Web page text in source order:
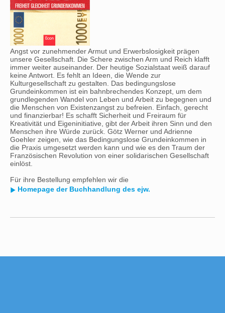
Angst vor zunehmender Armut und Erwerbslosigkeit prägen
unsere Gesellschaft. Die Schere zwischen Arm und Reich klafft
immer weiter auseinander. Der heutige Sozialstaat weiß darauf
keine Antwort. Es fehlt an Ideen, die Wende zur
Kulturgesellschaft zu gestalten. Das bedingungslose
Grundeinkommen ist ein bahnbrechendes Konzept, um dem
grundlegenden Wandel von Leben und Arbeit zu begegnen und
die Menschen von Existenzangst zu befreien. Einfach, gerecht
und finanzierbar! Es schafft Sicherheit und Freiraum für
Kreativität und Eigeninitiative, gibt der Arbeit ihren Sinn und den
Menschen ihre Würde zurück. Götz Werner und Adrienne
Goehler zeigen, wie das Bedingungslose Grundeinkommen in
die Praxis umgesetzt werden kann und wie es den Traum der
Französischen Revolution von einer solidarischen Gesellschaft
einlöst.
Für ihre Bestellung empfehlen wir die
Homepage der Buchhandlung des ejw.